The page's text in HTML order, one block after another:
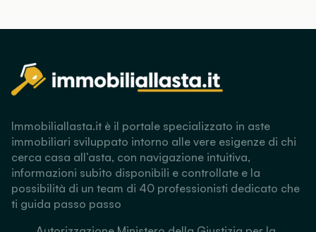
Immobiliallasta.it è il portale specializzato in aste
immobiliari sviluppato intorno alle vere esigenze di chi
cerca casa all’asta, con navigazione intuitiva,
informazioni subito disponibili e controllate e la
possibilità di un team di 40 professionisti dedicato che
ti guida passo passo